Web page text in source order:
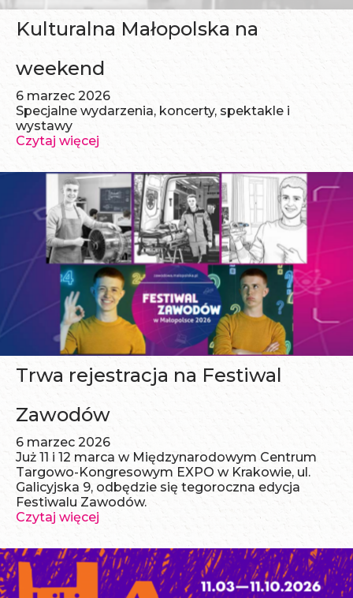
Kulturalna Małopolska na
weekend
6 marzec 2026
Specjalne wydarzenia, koncerty, spektakle i
wystawy
Czytaj więcej
Trwa rejestracja na Festiwal
Zawodów
6 marzec 2026
Już 11 i 12 marca w Międzynarodowym Centrum
Targowo-Kongresowym EXPO w Krakowie, ul.
Galicyjska 9, odbędzie się tegoroczna edycja
Festiwalu Zawodów.
Czytaj więcej